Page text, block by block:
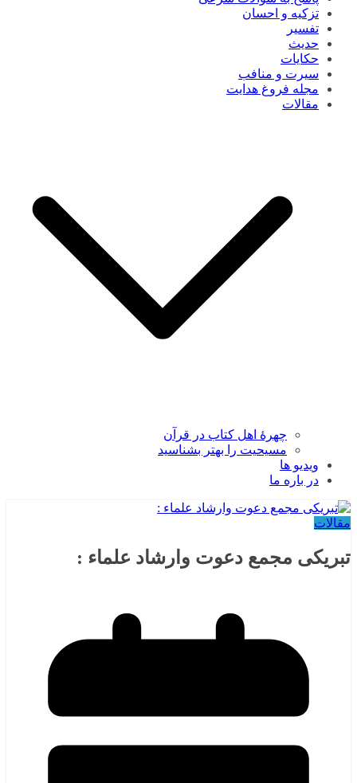
تزکیه و احسان
تفسیر
حدیث
حکایات
سیرت و منافب
مجله فروغ هدایت
مقالات
چهرۀ اهل کتاب در قرآن
مسیحیت را بهتر بشناسید
ویدیو ها
در باره ما
مقالات
تبریکی مجمع دعوت وارشاد علماء :